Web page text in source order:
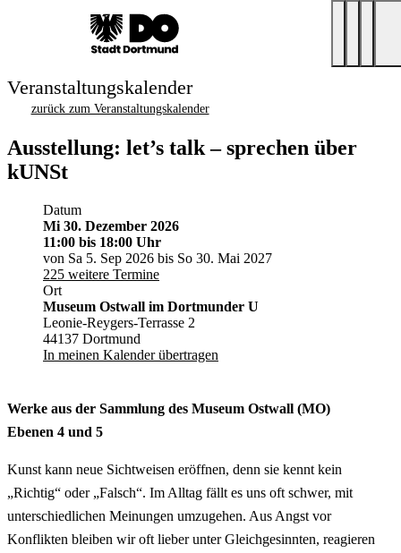
Veranstaltungskalender
zurück zum Veranstaltungskalender
Ausstellung: let’s talk – sprechen über
kUNSt
Datum
Mi 30. Dezember 2026
11:00 bis 18:00 Uhr
von Sa 5. Sep 2026 bis So 30. Mai 2027
225 weitere Termine
Ort
Museum Ostwall im Dortmunder U
Leonie-Reygers-Terrasse 2
44137 Dortmund
In meinen Kalender übertragen
Werke aus der Sammlung des Museum Ostwall (MO)
Ebenen 4 und 5
Kunst kann neue Sichtweisen eröffnen, denn sie kennt kein
„Richtig“ oder „Falsch“. Im Alltag fällt es uns oft schwer, mit
unterschiedlichen Meinungen umzugehen. Aus Angst vor
Konflikten bleiben wir oft lieber unter Gleichgesinnten, reagieren